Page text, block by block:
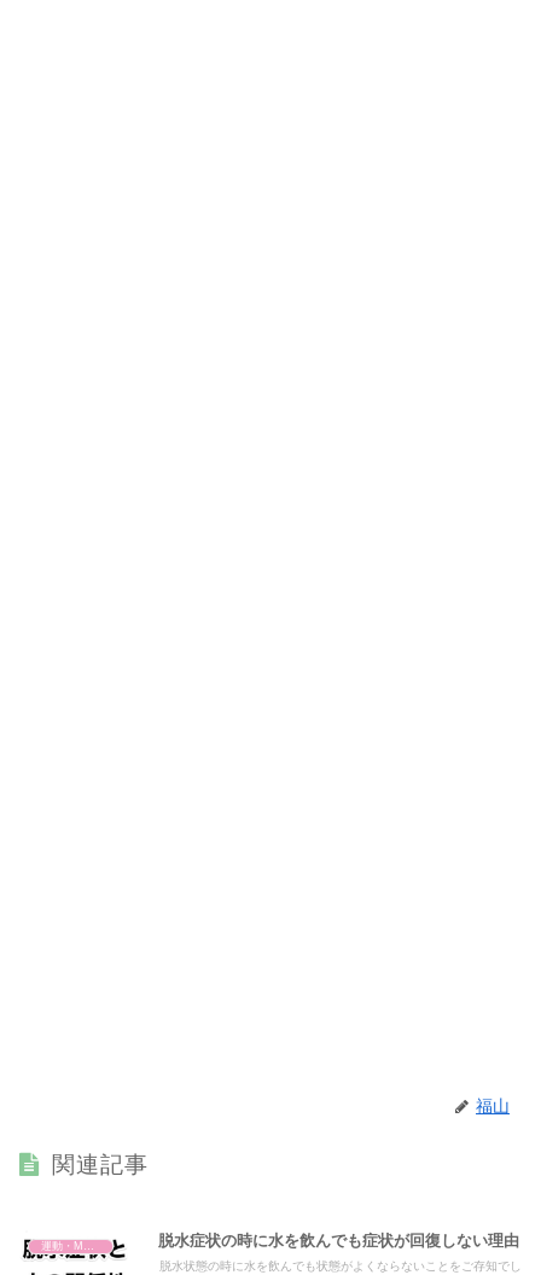
福山
関連記事
脱水症状の時に水を飲んでも症状が回復しない理由
脱水状態の時に水を飲んでも状態がよくならないことをご存知でし